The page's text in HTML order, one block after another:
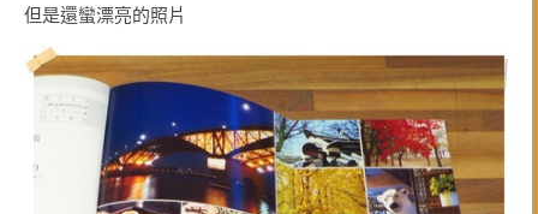
但是還蠻漂亮的照片